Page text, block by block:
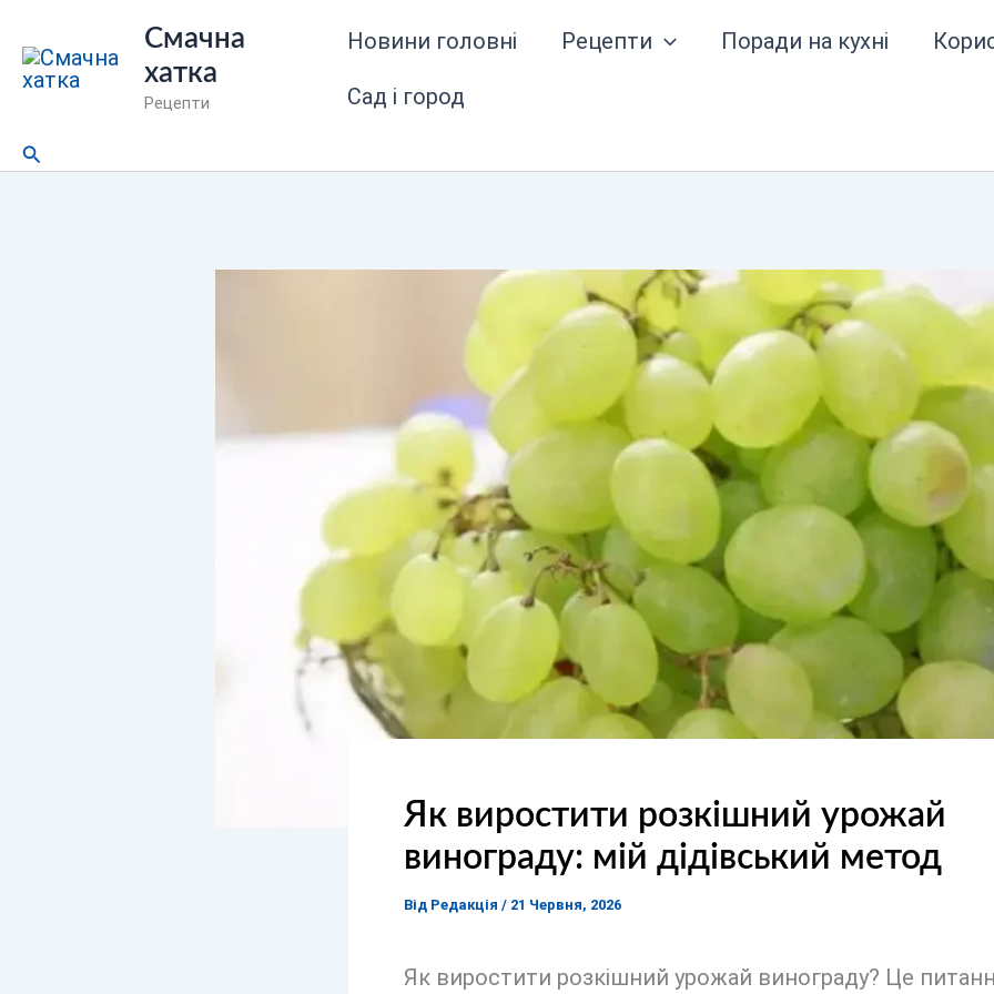
до
вмісту
Смачна
хатка
Рецепти
Новини головні Рецепти Поради на кухні
Сад і город
Пошук
Як виростити розкішний урожай
винограду: мій дідівський метод
Від Редакція / 21 Червня, 2026
Як виростити розкішний урожай винограду? Це